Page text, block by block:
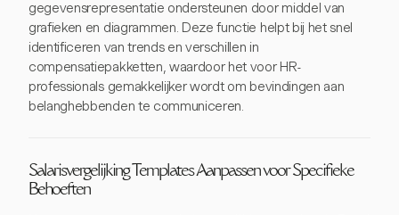
gegevensrepresentatie ondersteunen door middel van
grafieken en diagrammen. Deze functie helpt bij het snel
identificeren van trends en verschillen in
compensatiepakketten, waardoor het voor HR-
professionals gemakkelijker wordt om bevindingen aan
belanghebbenden te communiceren.
Salarisvergelijking Templates Aanpassen voor Specifieke
Behoeften